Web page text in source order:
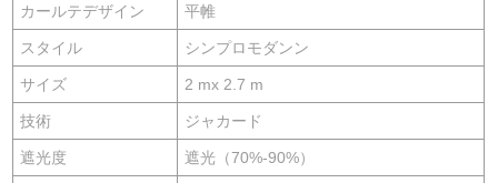
カールテデザイン 平帷
スタイル シンプロモダンン
サイズ 2 mx 2.7 m
技術 ジャカード
遮光度 遮光（70%-90%）